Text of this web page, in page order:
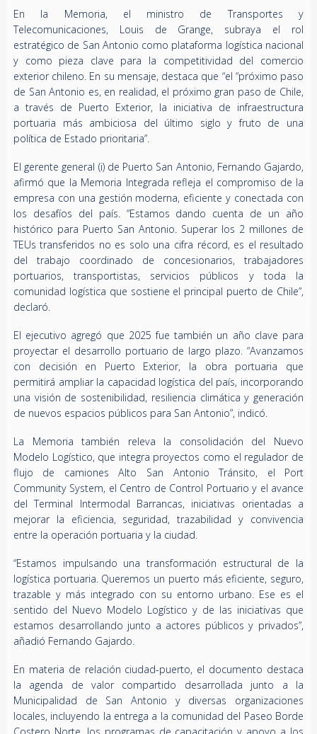
En la Memoria, el ministro de Transportes y
Telecomunicaciones, Louis de Grange, subraya el rol
estratégico de San Antonio como plataforma logística nacional
y como pieza clave para la competitividad del comercio
exterior chileno. En su mensaje, destaca que “el “próximo paso
de San Antonio es, en realidad, el próximo gran paso de Chile,
a través de Puerto Exterior, la iniciativa de infraestructura
portuaria más ambiciosa del último siglo y fruto de una
política de Estado prioritaria”.
El gerente general (i) de Puerto San Antonio, Fernando Gajardo,
afirmó que la Memoria Integrada refleja el compromiso de la
empresa con una gestión moderna, eficiente y conectada con
los desafíos del país. “Estamos dando cuenta de un año
histórico para Puerto San Antonio. Superar los 2 millones de
TEUs transferidos no es solo una cifra récord, es el resultado
del trabajo coordinado de concesionarios, trabajadores
portuarios, transportistas, servicios públicos y toda la
comunidad logística que sostiene el principal puerto de Chile”,
declaró.
El ejecutivo agregó que 2025 fue también un año clave para
proyectar el desarrollo portuario de largo plazo. “Avanzamos
con decisión en Puerto Exterior, la obra portuaria que
permitirá ampliar la capacidad logística del país, incorporando
una visión de sostenibilidad, resiliencia climática y generación
de nuevos espacios públicos para San Antonio”, indicó.
La Memoria también releva la consolidación del Nuevo
Modelo Logístico, que integra proyectos como el regulador de
flujo de camiones Alto San Antonio Tránsito, el Port
Community System, el Centro de Control Portuario y el avance
del Terminal Intermodal Barrancas, iniciativas orientadas a
mejorar la eficiencia, seguridad, trazabilidad y convivencia
entre la operación portuaria y la ciudad.
“Estamos impulsando una transformación estructural de la
logística portuaria. Queremos un puerto más eficiente, seguro,
trazable y más integrado con su entorno urbano. Ese es el
sentido del Nuevo Modelo Logístico y de las iniciativas que
estamos desarrollando junto a actores públicos y privados”,
añadió Fernando Gajardo.
En materia de relación ciudad-puerto, el documento destaca
la agenda de valor compartido desarrollada junto a la
Municipalidad de San Antonio y diversas organizaciones
locales, incluyendo la entrega a la comunidad del Paseo Borde